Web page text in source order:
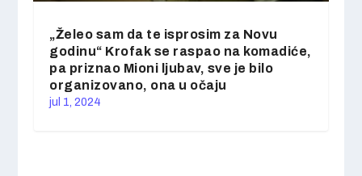
„Želeo sam da te isprosim za Novu
godinu“ Krofak se raspao na komadiće,
pa priznao Mioni ljubav, sve je bilo
organizovano, ona u očaju
jul 1, 2024